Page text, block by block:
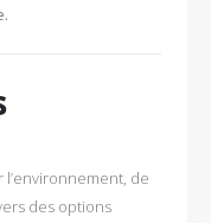
de
des options